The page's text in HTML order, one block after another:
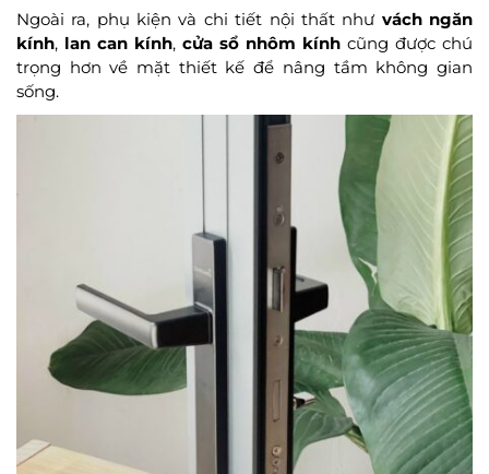
Ngoài ra, phụ kiện và chi tiết nội thất như vách ngăn
kính, lan can kính, cửa sổ nhôm kính cũng được chú
trọng hơn về mặt thiết kế để nâng tầm không gian
sống.